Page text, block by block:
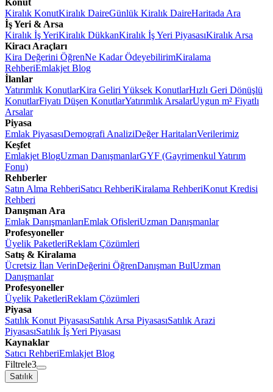
Konut
Kiralık KonutKiralık DaireGünlük Kiralık DaireHaritada Ara
İş Yeri & Arsa
Kiralık İş YeriKiralık DükkanKiralık İş Yeri PiyasasıKiralık Arsa
Kiracı Araçları
Kira Değerini ÖğrenNe Kadar ÖdeyebilirimKiralama
RehberiEmlakjet Blog
İlanlar
Yatırımlık KonutlarKira Geliri Yüksek KonutlarHızlı Geri Dönüşlü
KonutlarFiyatı Düşen KonutlarYatırımlık ArsalarUygun m² Fiyatlı
Arsalar
Piyasa
Emlak PiyasasıDemografi AnaliziDeğer HaritalarıVerilerimiz
Keşfet
Emlakjet BlogUzman DanışmanlarGYF (Gayrimenkul Yatırım
Fonu)
Rehberler
Satın Alma RehberiSatıcı RehberiKiralama RehberiKonut Kredisi
Rehberi
Danışman Ara
Emlak DanışmanlarıEmlak OfisleriUzman Danışmanlar
Profesyoneller
Üyelik PaketleriReklam Çözümleri
Satış & Kiralama
Ücretsiz İlan VerinDeğerini ÖğrenDanışman BulUzman
Danışmanlar
Profesyoneller
Üyelik PaketleriReklam Çözümleri
Piyasa
Satılık Konut PiyasasıSatılık Arsa PiyasasıSatılık Arazi
PiyasasıSatılık İş Yeri Piyasası
Kaynaklar
Satıcı RehberiEmlakjet Blog
Filtrele3
Satılık